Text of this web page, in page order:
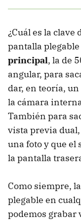
¿Cuál es la clave
pantalla plegable
principal, la de
angular, para
dar, en teoría,
la cámara
También para
vista previa
una foto y que el
la pantalla
Como siempre,
plegable en
podemos grabar